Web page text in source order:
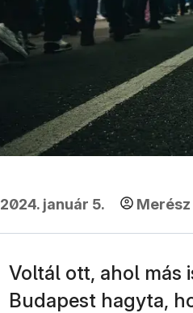
2024. január 5.
Voltál ott, ahol más
Budapest hagyta,